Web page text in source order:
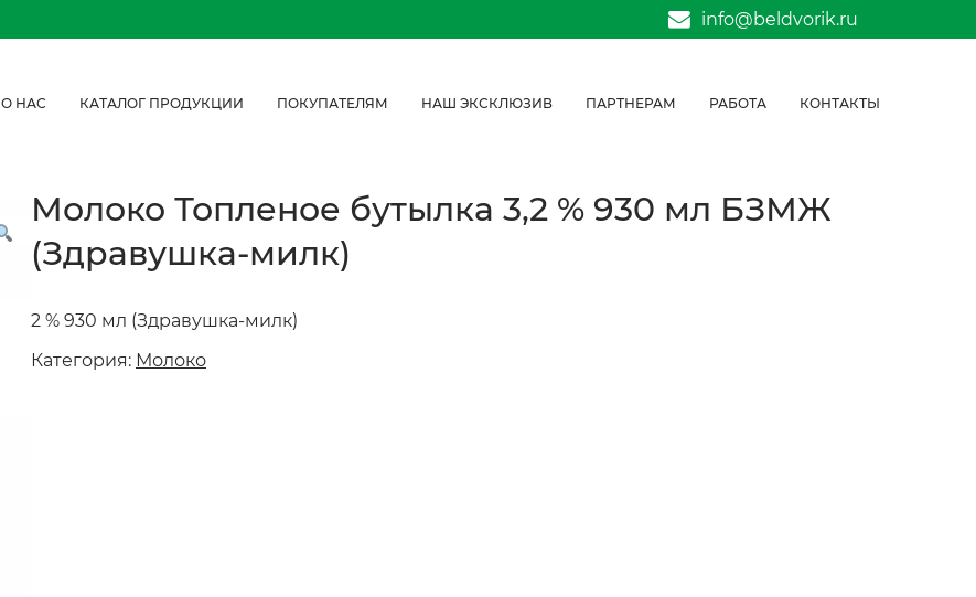
info@beldvorik.ru
О НАС КАТАЛОГ ПРОДУКЦИИ ПОКУПАТЕЛЯМ НАШ ЭКСКЛЮЗИВ ПАРТНЕРАМ РАБОТА КОНТАКТЫ
Молоко Топленое бутылка 3,2 % 930 мл БЗМЖ
(Здравушка-милк)
2 % 930 мл (Здравушка-милк)
Категория: Молоко